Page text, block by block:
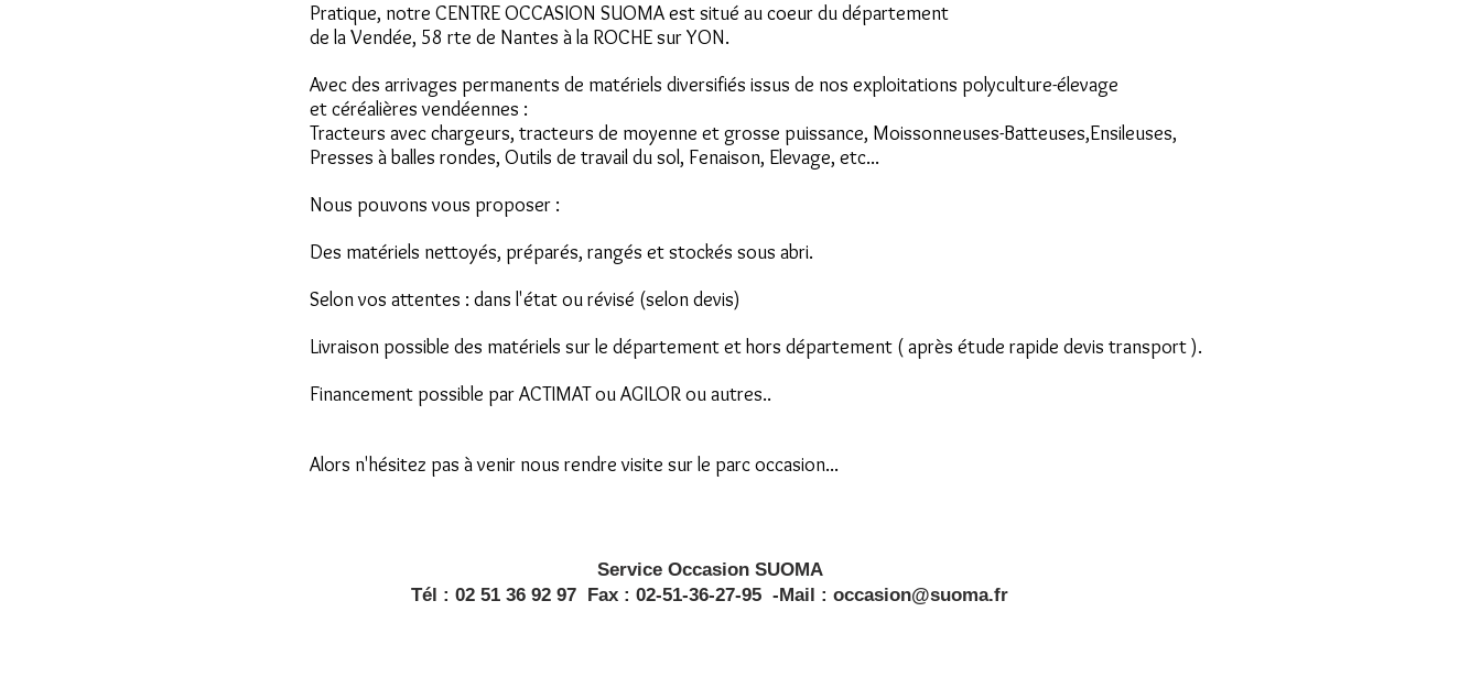
Pratique, notre CENTRE OCCASION SUOMA est situé au coeur du département
de la Vendée, 58 rte de Nantes à la ROCHE sur YON.
Avec des arrivages permanents de matériels diversifiés issus de nos exploitations polyculture-élevage
et céréalières vendéennes :
Tracteurs avec chargeurs, tracteurs de moyenne et grosse puissance, Moissonneuses-Batteuses,Ensileuses,
Presses à balles rondes, Outils de travail du sol, Fenaison, Elevage, etc...
Nous pouvons vous proposer :
Des matériels nettoyés, préparés, rangés et stockés sous abri.
Selon vos attentes : dans l'état ou révisé (selon devis)
Livraison possible des matériels sur le département et hors département ( après étude rapide devis transport ).
Financement possible par ACTIMAT ou AGILOR ou autres..
Alors n'hésitez pas à venir nous rendre visite sur le parc occasion...
Service Occasion SUOMA
Tél : 02 51 36 92 97 Fax : 02-51-36-27-95 -Mail : occasion@suoma.fr